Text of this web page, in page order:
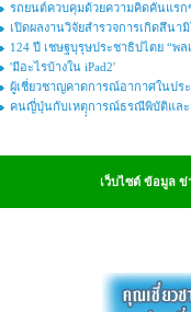
รถยนต์ควบคุมด้วยความคิดคันแรก
เปิดผลงานวิจัยสำรวจการเกิดสึนา
124 ปี เชษฐบุรุษประชาธิปไตย “พ
'มีอะไรบ้างใน iPad2'
ผู้เชี่ยวชาญคาดการณ์อากาศในปร
คนญี่ปุ่นกับเหตุุการณ์ธรณีพิบัติแล
เว็บไซต์ ข้อมูล